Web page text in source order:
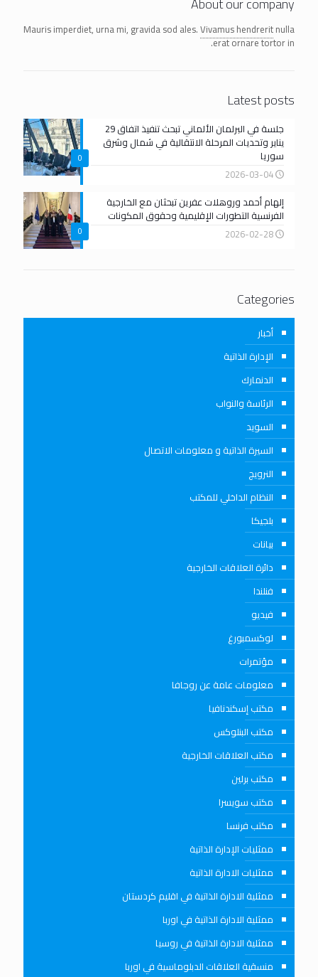
Mauris imperdiet, urna mi, gravida sod ales.Vivamus hendreritnulla
erat ornare tortor in.
Latest posts
0
جلسة في البرلمان الألماني تبحث تنفيذ اتفاق 29
يناير وتحديات المرحلة الانتقالية في شمال وشرق
سوريا
2026-03-04
0
إلهام أحمد وروهلات عفرين تبحثان مع الخارجية
الفرنسية التطورات الإقليمية وحقوق المكونات
2026-02-28
Categories
أخبار
الإدارة الذاتية
الدنمارك
الرئاسة والنواب
السويد
السيرة الذاتية و معلومات الاتصال
النرويج
النظام الداخلي للمكتب
بلجيكا
بيانات
دائرة العلاقات الخارجية
فنلندا
فيديو
لوكسمبورغ
مؤتمرات
معلومات عامة عن روجافا
مكتب إسكندنافيا
مكتب البنلوكس
مكتب العلاقات الخارجية
مكتب برلين
مكتب سويسرا
مكتب فرنسا
ممثليات الإدارة الذاتية
ممثليات الادارة الذاتية
ممثلية الادارة الذاتية في اقليم كردستان
ممثلية الادارة الذاتية في اوربا
ممثلية الادارة الذاتية في روسيا
منسقية العلاقات الدبلوماسية في اوربا